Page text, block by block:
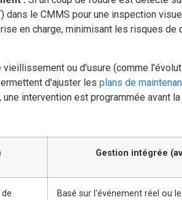
dans le CMMS pour une inspection
en charge, minimisant les risques de
vieillissement ou d'usure (comme
d'ajuster les plans de
intervention est programmée avant la
Gestion intégrée
Basé sur l'événement réel ou